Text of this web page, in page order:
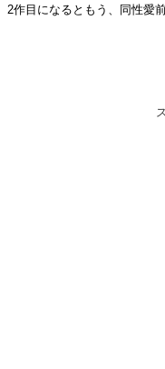
2作目になるともう、同性愛